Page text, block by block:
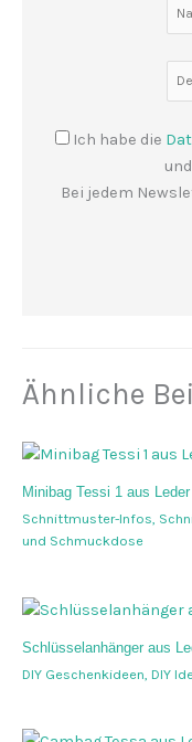
Ich habe die
Bei jedem
Ähnliche
Minibag Tessi 1 aus
Schnittmuster-Infos,
und Schmuckdose
Schlüsselanhänger aus
DIY Geschenkideen DIY